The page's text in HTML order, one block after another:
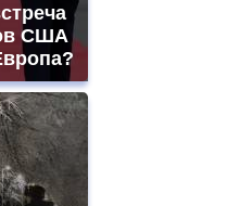
США